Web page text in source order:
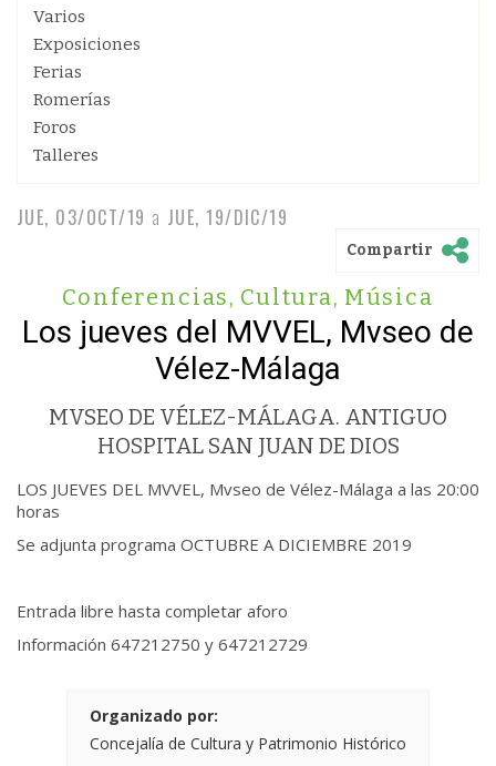
Varios
Exposiciones
Ferias
Romerías
Foros
Talleres
JUE, 03/OCT/19 a JUE, 19/DIC/19
Compartir
Conferencias, Cultura, Música
Los jueves del MVVEL, Mvseo de
Vélez-Málaga
MVSEO DE VÉLEZ-MÁLAGA. ANTIGUO
HOSPITAL SAN JUAN DE DIOS
LOS JUEVES DEL MVVEL, Mvseo de Vélez-Málaga a las 20:00
horas
Se adjunta programa OCTUBRE A DICIEMBRE 2019
Entrada libre hasta completar aforo
Información 647212750 y 647212729
Organizado por:
Concejalía de Cultura y Patrimonio Histórico